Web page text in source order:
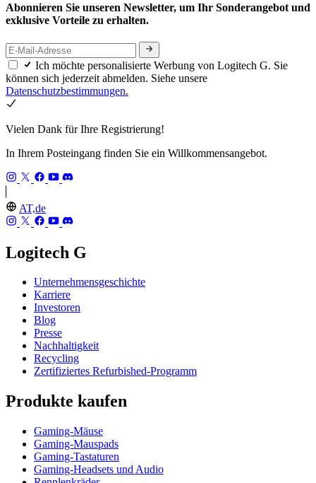
Abonnieren Sie unseren Newsletter, um Ihr Sonderangebot und
exklusive Vorteile zu erhalten.
Ich möchte personalisierte Werbung von Logitech G. Sie
können sich jederzeit abmelden. Siehe unsere
Datenschutzbestimmungen.
Vielen Dank für Ihre Registrierung!
In Ihrem Posteingang finden Sie ein Willkommensangebot.
AT,de
Logitech G
Unternehmensgeschichte
Karriere
Investoren
Blog
Presse
Nachhaltigkeit
Recycling
Zertifiziertes Refurbished-Programm
Produkte kaufen
Gaming-Mäuse
Gaming-Mauspads
Gaming-Tastaturen
Gaming-Headsets und Audio